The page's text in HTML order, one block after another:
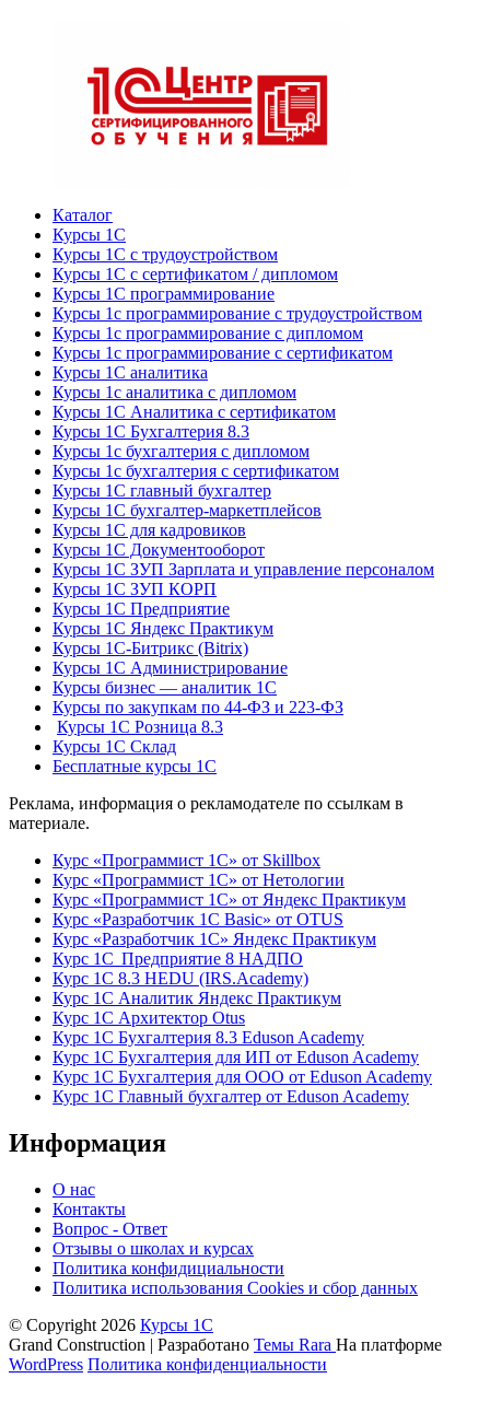
Каталог
Курсы 1С
Курсы 1С с трудоустройством
Курсы 1С с сертификатом / дипломом
Курсы 1С программирование
Курсы 1с программирование с трудоустройством
Курсы 1с программирование с дипломом
Курсы 1с программирование с сертификатом
Курсы 1С аналитика
Курсы 1с аналитика с дипломом
Курсы 1С Аналитика с сертификатом
Курсы 1С Бухгалтерия 8.3
Курсы 1с бухгалтерия с дипломом
Курсы 1с бухгалтерия с сертификатом
Курсы 1С главный бухгалтер
Курсы 1С бухгалтер-маркетплейсов
Курсы 1С для кадровиков
Курсы 1С Документооборот
Курсы 1С ЗУП Зарплата и управление персоналом
Курсы 1С ЗУП КОРП
Курсы 1С Предприятие
Курсы 1С Яндекс Практикум
Курсы 1С-Битрикс (Bitrix)
Курсы 1С Администрирование
Курсы бизнес — аналитик 1С
Курсы по закупкам по 44‑ФЗ и 223‑ФЗ
Курсы 1С Розница 8.3
Курсы 1С Склад
Бесплатные курсы 1С
Реклама, информация о рекламодателе по ссылкам в
материале.
Курс «Программист 1С» от Skillbox
Курс «Программист 1С» от Нетологии
Курс «Программист 1С» от Яндекс Практикум
Курс «Разработчик 1С Basic» от OTUS
Курс «Разработчик 1С» Яндекс Практикум
Курс 1С Предприятие 8 НАДПО
Курс 1С 8.3 HEDU (IRS.Academy)
Курс 1С Аналитик Яндекс Практикум
Курс 1С Архитектор Otus
Курс 1С Бухгалтерия 8.3 Eduson Academy
Курс 1С Бухгалтерия для ИП от Eduson Academy
Курс 1С Бухгалтерия для ООО от Eduson Academy
Курс 1С Главный бухгалтер от Eduson Academy
Информация
О нас
Контакты
Вопрос - Ответ
Отзывы о школах и курсах
Политика конфидициальности
Политика использования Cookies и сбор данных
© Copyright 2026 Курсы 1С
Grand Construction | Разработано Темы Rara На платформе
WordPress Политика конфиденциальности